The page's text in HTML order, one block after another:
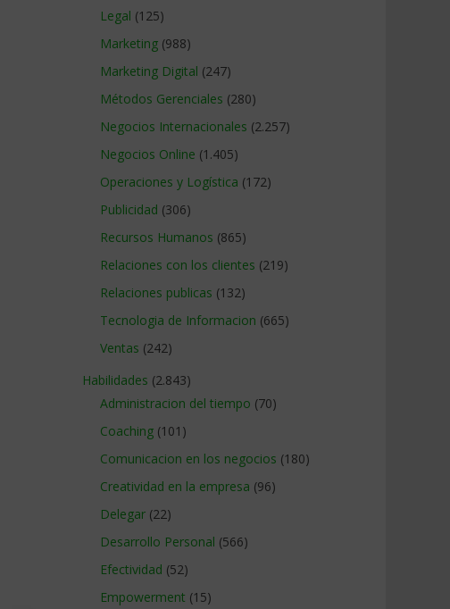
Legal (125)
Marketing (988)
Marketing Digital (247)
Métodos Gerenciales (280)
Negocios Internacionales (2.257)
Negocios Online (1.405)
Operaciones y Logística (172)
Publicidad (306)
Recursos Humanos (865)
Relaciones con los clientes (219)
Relaciones publicas (132)
Tecnologia de Informacion (665)
Ventas (242)
Habilidades (2.843)
Administracion del tiempo (70)
Coaching (101)
Comunicacion en los negocios (180)
Creatividad en la empresa (96)
Delegar (22)
Desarrollo Personal (566)
Efectividad (52)
Empowerment (15)